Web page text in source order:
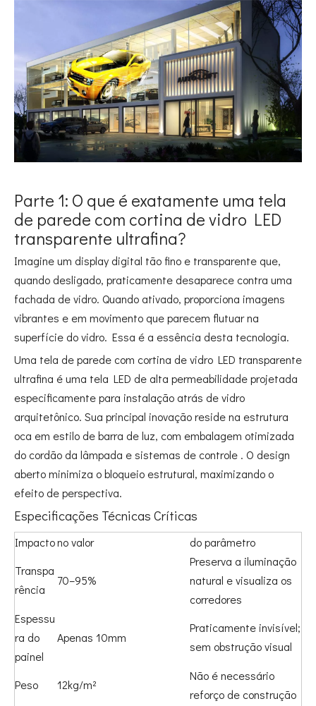
Parte 1: O que é exatamente uma tela
de parede com cortina de vidro LED
transparente ultrafina?
Imagine um display digital tão fino e transparente que,
quando desligado, praticamente desaparece contra uma
fachada de vidro. Quando ativado, proporciona imagens
vibrantes e em movimento que parecem flutuar na
superfície do vidro. Essa é a essência desta tecnologia.
Uma tela de parede com cortina de vidro LED transparente
ultrafina é uma tela LED de alta permeabilidade projetada
especificamente para instalação atrás de vidro
arquitetônico. Sua principal inovação reside na estrutura
oca em estilo de barra de luz, com embalagem otimizada
do cordão da lâmpada e sistemas de controle . O design
aberto minimiza o bloqueio estrutural, maximizando o
efeito de perspectiva.
Especificações Técnicas Críticas
Impactono valor
do parâmetro
Transpa
rência
70–95%
Preserva a iluminação
natural e visualiza os
corredores
Espessu
ra do
painel
Apenas 10mm
Praticamente invisível;
sem obstrução visual
Peso 12kg/m²
Não é necessário
reforço de construção